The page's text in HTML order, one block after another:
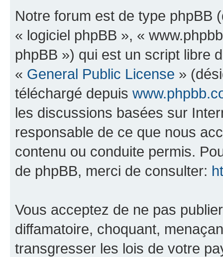
Notre forum est de type phpBB
« logiciel phpBB », «
phpBB ») qui est un script libre
« General Public License »
téléchargé depuis
les discussions basées sur
responsable de ce que nous
contenu ou conduite permis.
de phpBB, merci de consulter:
Vous acceptez de ne pas
diffamatoire, choquant,
transgresser les lois de votre